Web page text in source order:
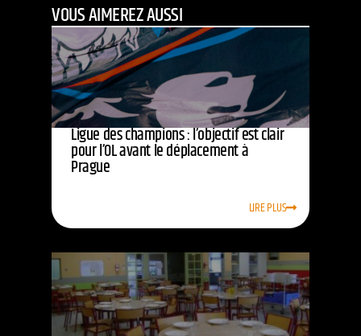
VOUS AIMEREZ AUSSI
Ligue des champions : l’objectif est clair
pour l’OL avant le déplacement à
Prague
LIRE PLUS